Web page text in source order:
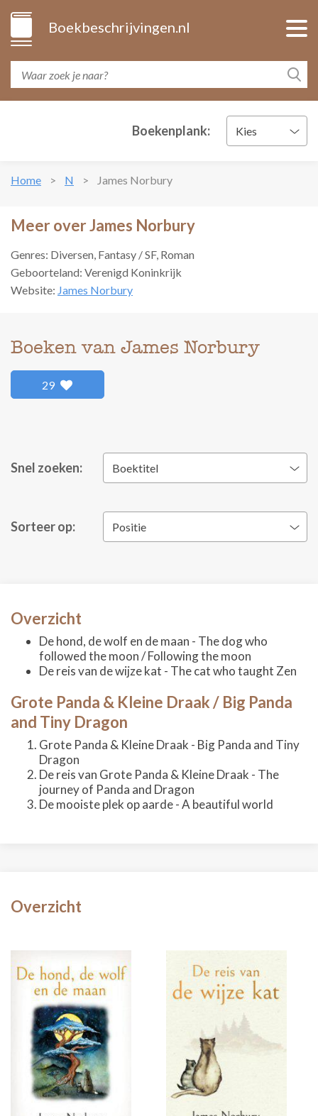
Boekbeschrijvingen.nl
Boekenplank: Kies
Home N James Norbury
Meer over James Norbury
Genres: Diversen, Fantasy / SF, Roman
Geboorteland: Verenigd Koninkrijk
Website: James Norbury
Boeken van James Norbury
29
Snel zoeken: Boektitel
Sorteer op: Positie
Overzicht
De hond, de wolf en de maan - The dog who
followed the moon / Following the moon
De reis van de wijze kat - The cat who taught Zen
Grote Panda & Kleine Draak / Big Panda
and Tiny Dragon
Grote Panda & Kleine Draak - Big Panda and Tiny
Dragon
De reis van Grote Panda & Kleine Draak - The
journey of Panda and Dragon
De mooiste plek op aarde - A beautiful world
Overzicht